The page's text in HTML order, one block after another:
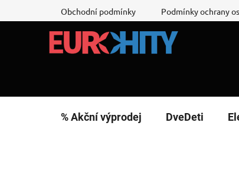
na
Obchodní podmínky Podmínky ochrany
% Akční výprodej DveDeti